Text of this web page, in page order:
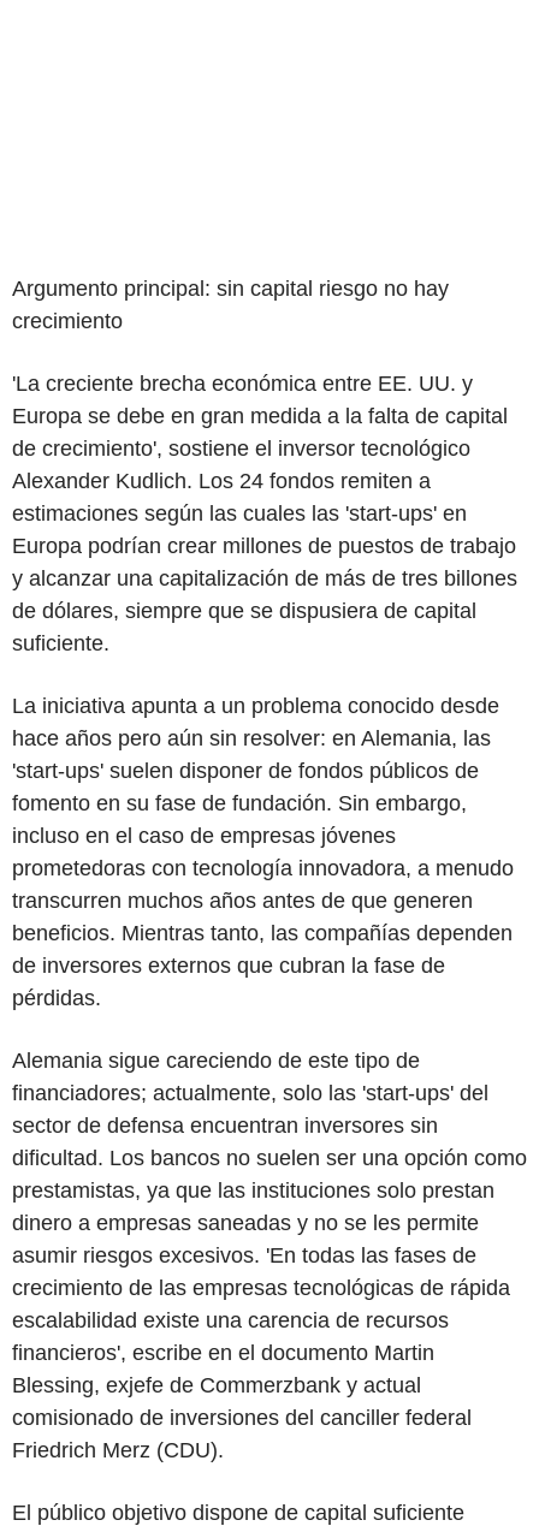
Argumento principal: sin capital riesgo no hay
crecimiento
'La creciente brecha económica entre EE. UU. y
Europa se debe en gran medida a la falta de capital
de crecimiento', sostiene el inversor tecnológico
Alexander Kudlich. Los 24 fondos remiten a
estimaciones según las cuales las 'start-ups' en
Europa podrían crear millones de puestos de trabajo
y alcanzar una capitalización de más de tres billones
de dólares, siempre que se dispusiera de capital
suficiente.
La iniciativa apunta a un problema conocido desde
hace años pero aún sin resolver: en Alemania, las
'start-ups' suelen disponer de fondos públicos de
fomento en su fase de fundación. Sin embargo,
incluso en el caso de empresas jóvenes
prometedoras con tecnología innovadora, a menudo
transcurren muchos años antes de que generen
beneficios. Mientras tanto, las compañías dependen
de inversores externos que cubran la fase de
pérdidas.
Alemania sigue careciendo de este tipo de
financiadores; actualmente, solo las 'start-ups' del
sector de defensa encuentran inversores sin
dificultad. Los bancos no suelen ser una opción como
prestamistas, ya que las instituciones solo prestan
dinero a empresas saneadas y no se les permite
asumir riesgos excesivos. 'En todas las fases de
crecimiento de las empresas tecnológicas de rápida
escalabilidad existe una carencia de recursos
financieros', escribe en el documento Martin
Blessing, exjefe de Commerzbank y actual
comisionado de inversiones del canciller federal
Friedrich Merz (CDU).
El público objetivo dispone de capital suficiente